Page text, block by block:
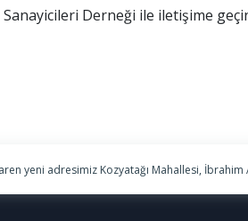
Derneği ile iletişime
yeni adresimiz Kozyatağı Mahallesi,